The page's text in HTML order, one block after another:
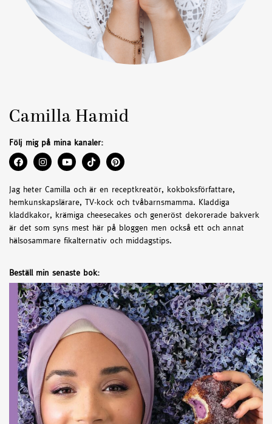
Camilla Hamid
Följ mig på mina kanaler:
Jag heter Camilla och är en receptkreatör, kokboksförfattare,
hemkunskapslärare, TV-kock och tvåbarnsmamma. Kladdiga
kladdkakor, krämiga cheesecakes och generöst dekorerade bakverk
är det som syns mest här på bloggen men också ett och annat
hälsosammare fikalternativ och middagstips.
Beställ min senaste bok: